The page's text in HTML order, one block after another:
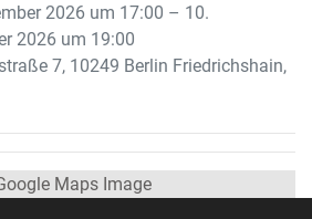
2026 um 17:00 – 10.
2026 um 19:00
7, 10249 Berlin Friedrichshain,